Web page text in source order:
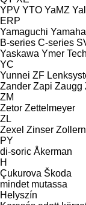
YPV YTO YaMZ
ERP
Yamaguchi Yamaha
B-series C-series
Yaskawa Ymer
YC
Yunnei ZF
Zander Zapi Zaugg
ZM
Zetor Zettelmeyer
ZL
Zexel Zinser Zollern
PY
di-soric Åkerman
H
Çukurova Škoda
mindet mutassa
Helyszín